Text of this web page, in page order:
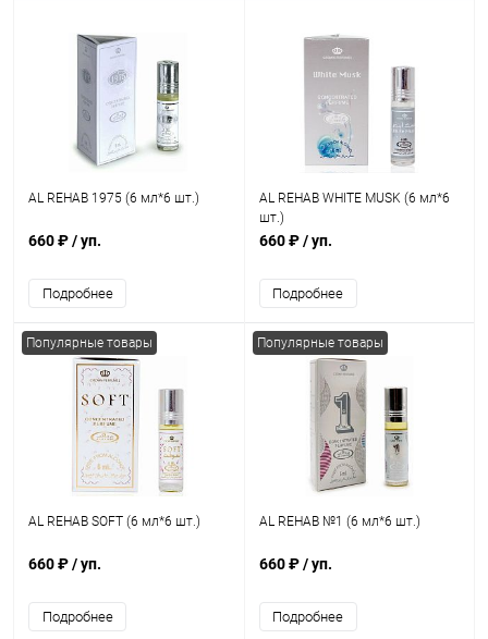
AL REHAB 1975 (6 мл*6 шт.)
660 ₽/ уп.
Подробнее
AL REHAB WHITE MUSK (6 мл*6
шт.)
660 ₽/ уп.
Подробнее
Популярные товары
AL REHAB SOFT (6 мл*6 шт.)
660 ₽/ уп.
Подробнее
Популярные товары
AL REHAB №1 (6 мл*6 шт.)
660 ₽/ уп.
Подробнее